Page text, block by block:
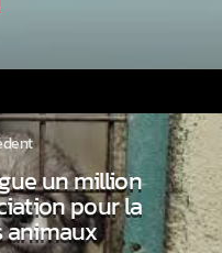
un million
pour la